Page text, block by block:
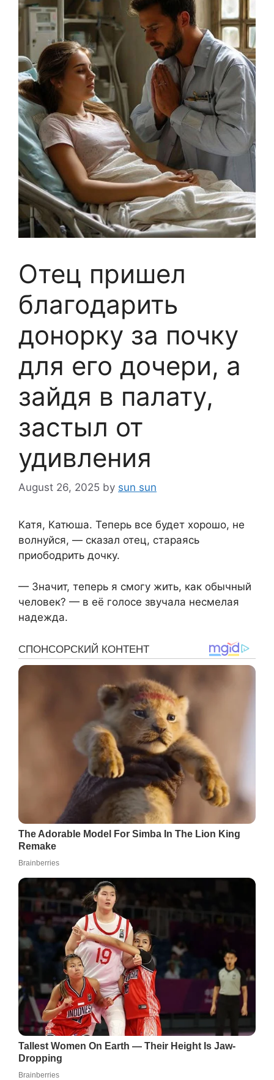
Отец пришел
благодарить
донорку за почку
для его дочери, а
зайдя в палату,
застыл от
удивления
August 26, 2025 by sun sun
Катя, Катюша. Теперь все будет хорошо, не
волнуйся, — сказал отец, стараясь
приободрить дочку.
— Значит, теперь я смогу жить, как обычный
человек? — в её голосе звучала несмелая
надежда.